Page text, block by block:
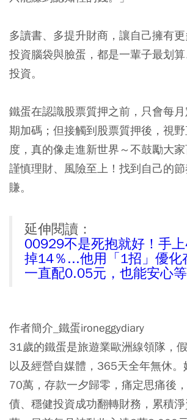
多讀書、多提升財商，讓自己擁有更
投資腦袋與臉蛋，都是一輩子最划
投資。
鐵蛋在認識股票質押之前，只會每
期加碼；但接觸到股票質押後，視
度，真的像走進新世界～不鼓勵大家
謹慎理財、風險至上！找到自己的
賺。
延伸閱讀：
00929不是死抱就好！手上
掉14％...他用「1招」優化
一直配0.05元，也能安心
作者簡介_鐵蛋ironeggydiary
31歲的鐵蛋是旅遊業歐洲線領隊，
以及經營自媒體，365天全年無休。
70萬，存款一夕歸零，痛定思痛後
債、穩健投資成功翻轉財務，累積